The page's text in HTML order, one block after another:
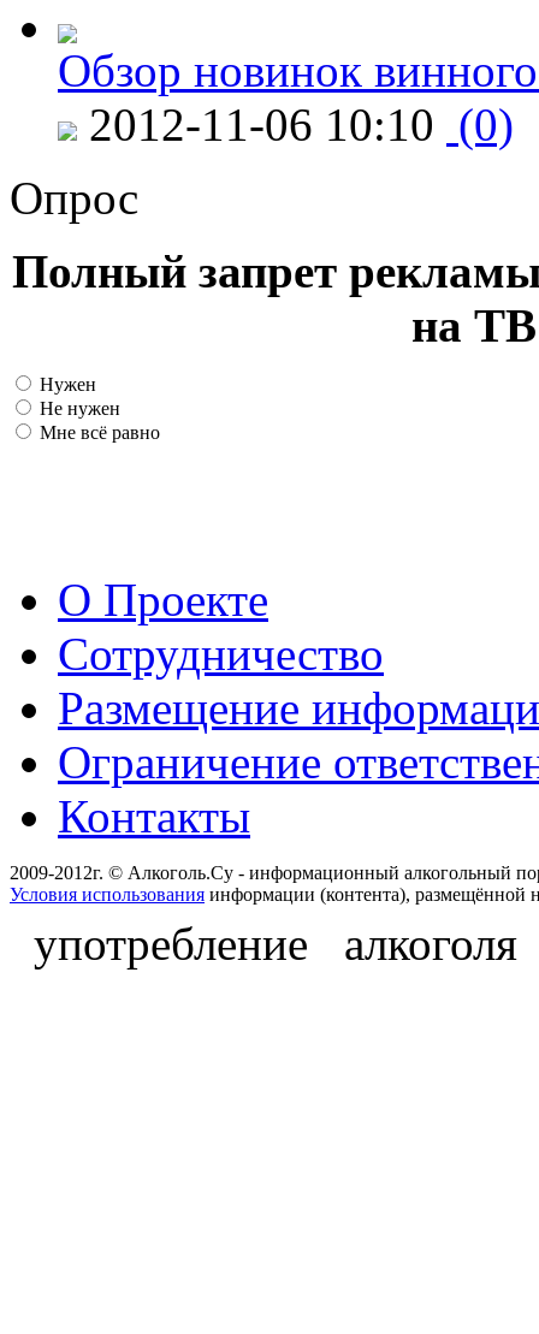
Обзор новинок
2012-11-06 10:10 (0)
Опрос
Полный запрет
на ТВ
Нужен
Не нужен
Мне всё равно
О Проекте
Сотрудничество
Размещение
Ограничение
Контакты
2009-2012г. © Алкоголь.Су - информационный алкогольный
Условия использования информации (контента), размещённой
употребление